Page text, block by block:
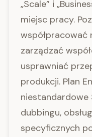
„Scale” i
miejsc pracy.
współpracować
zarządzać
usprawniać
produkcji. Plan
niestandardowe
dubbingu,
specyficznych